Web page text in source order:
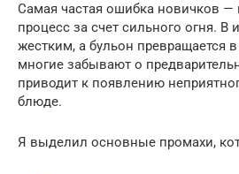
Самая частая ошибка новичков —
процесс за счет сильного огня. В
жестким, а бульон превращается
многие забывают о
приводит к появлению
блюде.
Я выделил основные промахи,